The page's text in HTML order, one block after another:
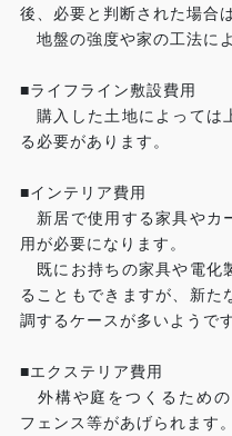
後、必要と判断された場合
地盤の強度や家の工法に
■ライフライン敷設費用
購入した土地によっては
る必要があります。
■インテリア費用
新居で使用する家具やカ
用が必要になります。
既にお持ちの家具や電化
ることもできますが、新た
調するケースが多いようです
■エクステリア費用
外構や庭をつくるための
フェンス等があげられます。